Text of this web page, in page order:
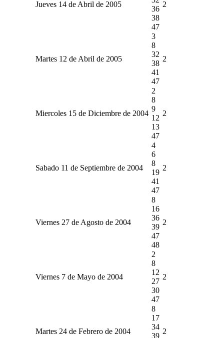
Jueves 14 de Abril de 2005
36
38
47
2
Martes 12 de Abril de 2005
3
8
32
38
41
47
2
Miercoles 15 de Diciembre de 2004
2
8
9
12
13
47
2
Sabado 11 de Septiembre de 2004
4
6
8
19
41
47
2
Viernes 27 de Agosto de 2004
8
16
36
39
47
48
2
Viernes 7 de Mayo de 2004
2
8
12
27
30
47
2
Martes 24 de Febrero de 2004
8
17
34
39
2